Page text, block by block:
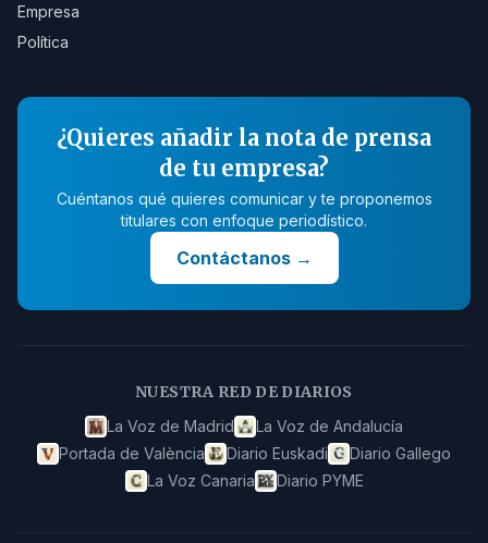
Empresa
Política
¿Quieres añadir la nota de prensa
de tu empresa?
Cuéntanos qué quieres comunicar y te proponemos
titulares con enfoque periodístico.
Contáctanos→
NUESTRA RED DE DIARIOS
La Voz de Madrid
La Voz de Andalucía
Portada de València
Diario Euskadi
Diario Gallego
La Voz Canaria
Diario PYME